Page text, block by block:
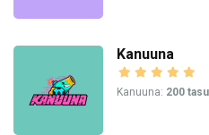
Kanuuna
Kanuuna: 200